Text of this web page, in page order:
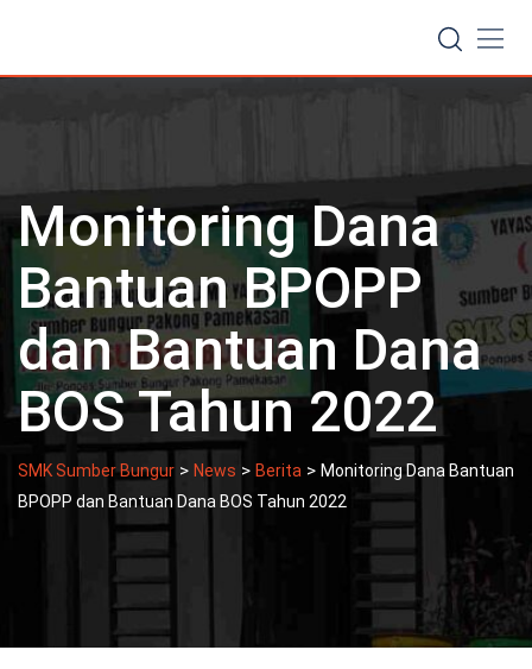
content
Monitoring Dana
Bantuan BPOPP
dan Bantuan Dana
BOS Tahun 2022
SMK Sumber Bungur > News > Berita > Monitoring Dana Bantuan
BPOPP dan Bantuan Dana BOS Tahun 2022